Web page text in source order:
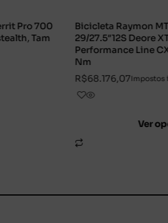
Bicicleta Raymon MTB Vamok Pro
29/27.5″12S Deore XT Bosch
Performance Line CX 250/750 W, 120
Impostos inclusos